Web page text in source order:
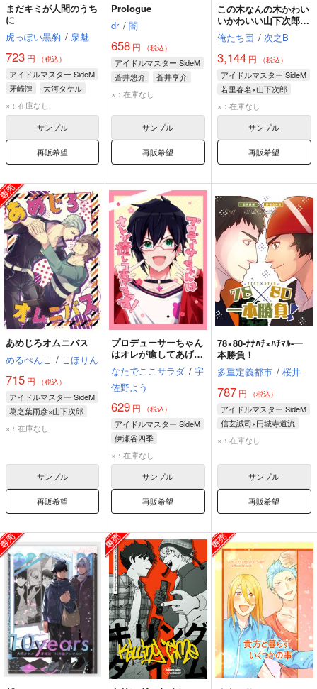
まだキミが人間のうち
に
虎っぽい黒豹 / 泉魅
723 円 （税込）
アイドルマスター SideM
牙崎漣
大河タケル
円城寺道流
×：在庫なし
サンプル
再販希望
Prologue
dr / 闇
658 円 （税込）
アイドルマスター SideM
蒼井悠介
蒼井享介
×：在庫なし
サンプル
再販希望
この木なんの木かわい
いかわいい山下次郎ち
ゃん
俺たち団 / 次之B
3,144円 （税込）
アイドルマスター SideM
若里春名×山下次郎
山下次郎
×：在庫なし
サンプル
再販希望
あめじろオムニバス
めるぺんこ / こほりん
715 円 （税込）
アイドルマスター SideM
葛之葉雨彦×山下次郎
山下次郎
×：在庫なし
サンプル
再販希望
プロデューサーちゃん
はオレが癒してあげる
っす！
なたでここサラダ / 宇
佐野よう
629 円 （税込）
アイドルマスター SideM
伊瀬谷四季
×：在庫なし
サンプル
再販希望
78×80-ﾅﾅﾊﾁ×ﾊﾁﾏﾙ-一
本勝負！
多重定義都市 / 桜井
787円 （税込）
アイドルマスター SideM
信玄誠司×円城寺道流
信玄誠司
×：在庫なし
サンプル
再販希望